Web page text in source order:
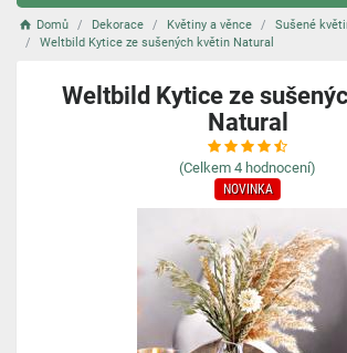
Domů Dekorace Květiny a věnce
Sušené
Weltbild Kytice ze sušených květin Natural
Weltbild Kytice ze
Natural
(Celkem 4 hodnocení)
NOVINKA